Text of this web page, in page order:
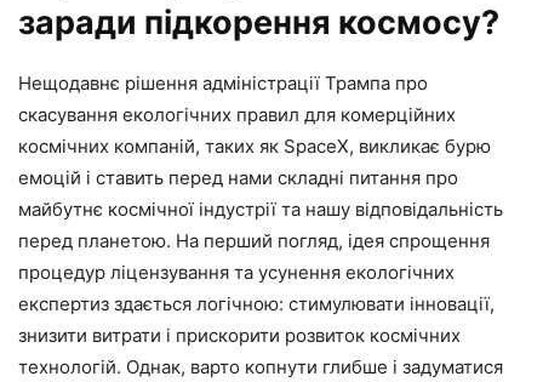
заради підкорення космосу?
Нещодавнє рішення адміністрації Трампа про
скасування екологічних правил для комерційних
космічних компаній, таких як SpaceX, викликає бурю
емоцій і ставить перед нами складні питання про
майбутнє космічної індустрії та нашу відповідальність
перед планетою. На перший погляд, ідея спрощення
процедур ліцензування та усунення екологічних
експертиз здається логічною: стимулювати інновації,
знизити витрати і прискорити розвиток космічних
технологій. Однак, варто копнути глибше і задуматися